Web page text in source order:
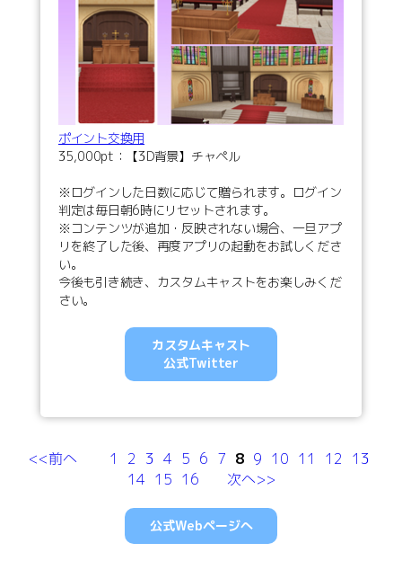
ポイント交換用
35,000pt：【3D背景】チャペル
※ログインした日数に応じて贈られます。ログイン
判定は毎日朝6時にリセットされます。
※コンテンツが追加・反映されない場合、一旦アプ
リを終了した後、再度アプリの起動をお試しくださ
い。
今後も引き続き、カスタムキャストをお楽しみくだ
さい。
カスタムキャスト
公式Twitter
<<前へ 1 2 3 4 5 6 7 8 9 10 11 12 13
14 15 16 次へ>>
公式Webページへ